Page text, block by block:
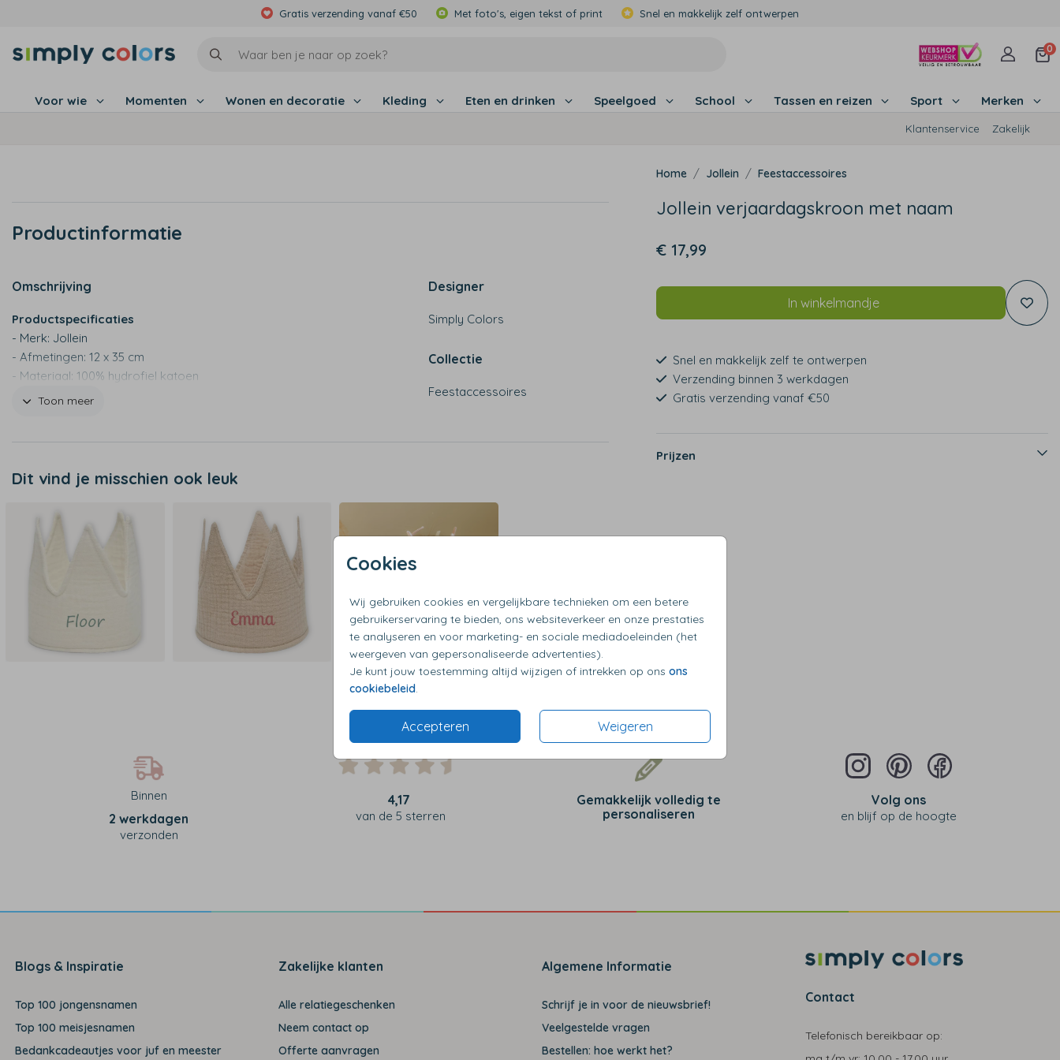
Gratis verzending vanaf €50 Met foto's, eigen tekst of print Snel en makkelijk zelf ontwerpen
0
Voor wie Momenten Wonen en decoratie Kleding Eten en drinken Speelgoed School Tassen en reizen Sport Merken
Klantenservice Zakelijk
Cookies
Wij gebruiken cookies en vergelijkbare technieken om een betere
gebruikerservaring te bieden, ons websiteverkeer en onze prestaties
te analyseren en voor marketing- en sociale mediadoeleinden (het
weergeven van gepersonaliseerde advertenties).
Je kunt jouw toestemming altijd wijzigen of intrekken op ons ons
cookiebeleid
Accepteren Weigeren
Productinformatie
Omschrijving
Productspecificaties
- Merk: Jollein
- Afmetingen: 12 x 35 cm
- Materiaal: 100% hydrofiel katoen
- Materiaal vulling: 100% polyester
- Let op: het borduurstiksel is zichtbaar aan de achterzijde
Toon meer
Designer
Simply Colors
Collectie
Feestaccessoires
Dit vind je misschien ook leuk
Jollein Feestaccessoires
Jollein verjaardagskroon met naam
€ 17,99
In winkelmandje
Snel en makkelijk zelf te ontwerpen
Verzending binnen 3 werkdagen
Gratis verzending vanaf €50
Prijzen
Binnen
2 werkdagen
verzonden
4,17
van de 5 sterren
Gemakkelijk volledig te
personaliseren
Volg ons
en blijf op de hoogte
Blogs & Inspiratie
Top 100 jongensnamen
Top 100 meisjesnamen
Bedankcadeautjes voor juf en meester
Zakelijke klanten
Alle relatiegeschenken
Neem contact op
Offerte aanvragen
Algemene Informatie
Schrijf je in voor de nieuwsbrief!
Veelgestelde vragen
Bestellen: hoe werkt het?
Contact
Telefonisch bereikbaar op: